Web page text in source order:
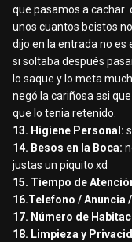
que pasamos a cachar
unos cuantos beistos
dijo en la entrada no
si soltaba después
lo saque y lo meta
negó la cariñosa asi
que lo tenia retenido.
13. Higiene Personal:
14. Besos en la Boca:
justas un piquito xd
15. Tiempo de
16.Telefono / Anuncia
17. Número de
18. Limpieza y